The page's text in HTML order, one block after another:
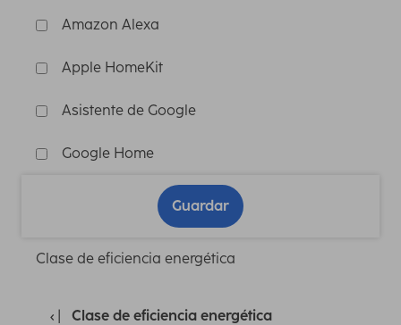
Amazon Alexa
Apple HomeKit
Asistente de Google
Google Home
Guardar
Clase de eficiencia energética
Clase de eficiencia energética